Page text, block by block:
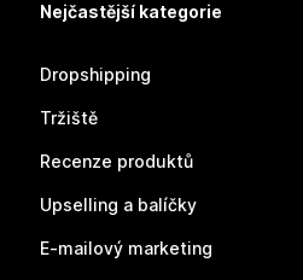
Nejčastější kategorie
Dropshipping
Tržiště
Recenze produktů
Upselling a balíčky
E-mailový marketing